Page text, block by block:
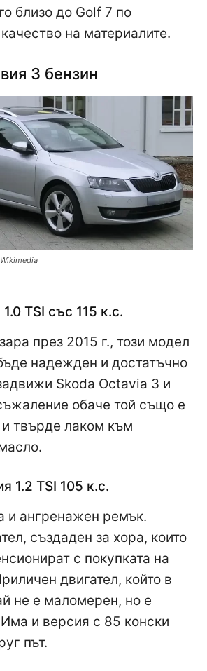
близо до Golf 7 по
на материалите.
3 бензин
TSI със 115 к.с.
през 2015 г., този модел
надежден и достатъчно
Skoda Octavia 3 и
обаче той също е
твърде лаком към
1.2 TSI 105 к.с.
и ангренажен ремък.
създаден за хора, които
с покупката на
двигател, който в
не е маломерен, но е
и версия с 85 конски
път.